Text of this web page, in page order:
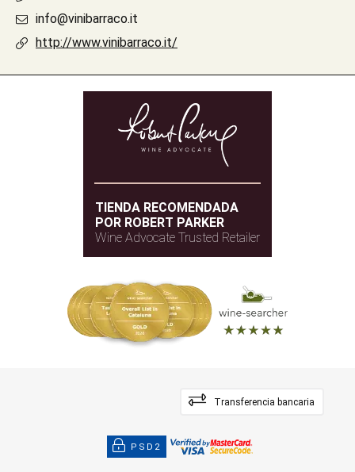
info@vinibarraco.it
http://www.vinibarraco.it/
TIENDA RECOMENDADA
POR ROBERT PARKER
Wine Advocate Trusted Retailer
Transferencia bancaria
PSD2